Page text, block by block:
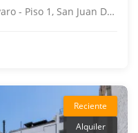
1, San Juan De Miraflores
Reciente
Alquiler